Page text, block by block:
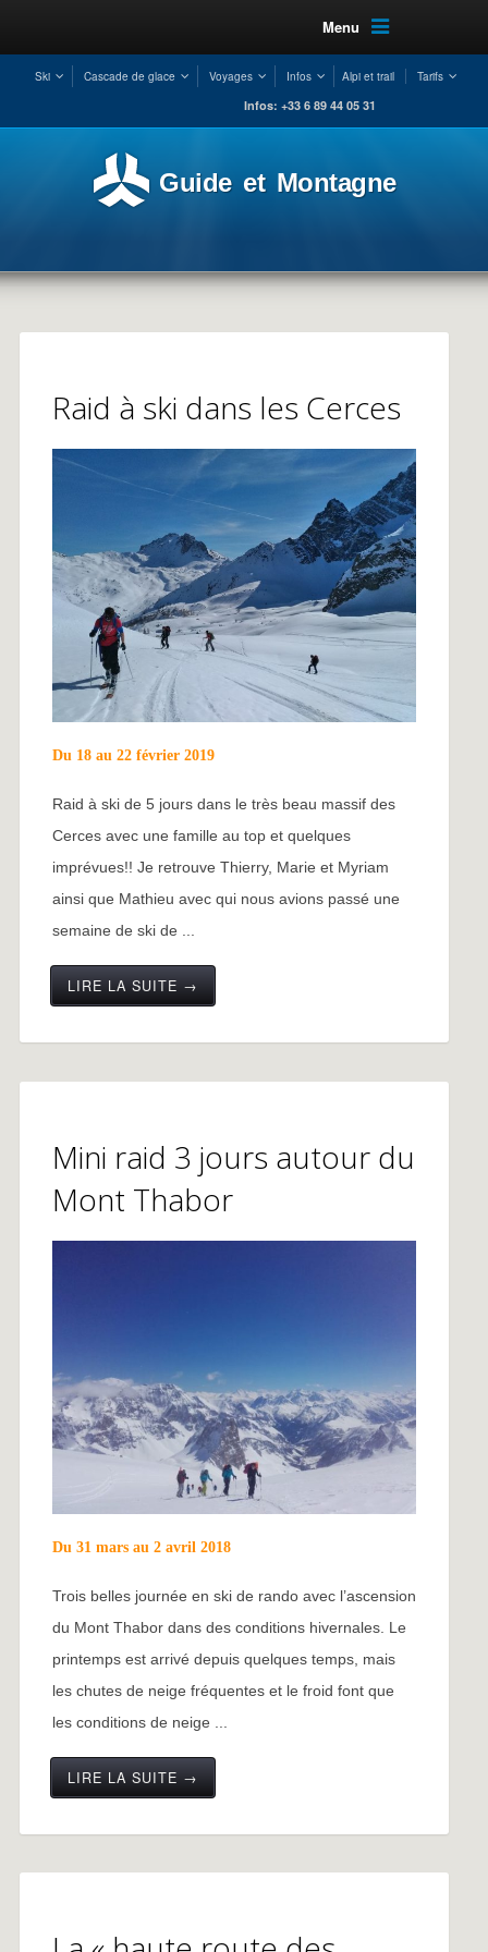
Menu
Ski Cascade de glace Voyages Infos Alpi et trail Tarifs
Infos: +33 6 89 44 05 31
Guide et Montagne
Raid à ski dans les Cerces
Du 18 au 22 février 2019
Raid à ski de 5 jours dans le très beau massif des
Cerces avec une famille au top et quelques
imprévues!! Je retrouve Thierry, Marie et Myriam
ainsi que Mathieu avec qui nous avions passé une
semaine de ski de ...
LIRE LA SUITE →
Mini raid 3 jours autour du
Mont Thabor
Du 31 mars au 2 avril 2018
Trois belles journée en ski de rando avec l’ascension
du Mont Thabor dans des conditions hivernales. Le
printemps est arrivé depuis quelques temps, mais
les chutes de neige fréquentes et le froid font que
les conditions de neige ...
LIRE LA SUITE →